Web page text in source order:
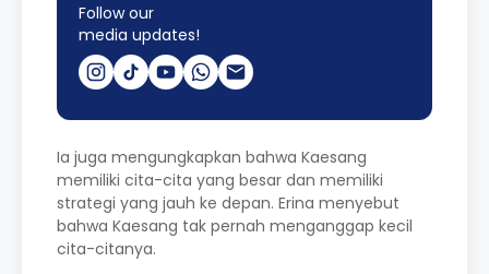
Follow our
media updates!
Ia juga mengungkapkan bahwa Kaesang
memiliki cita-cita yang besar dan memiliki
strategi yang jauh ke depan. Erina menyebut
bahwa Kaesang tak pernah menganggap kecil
cita-citanya.